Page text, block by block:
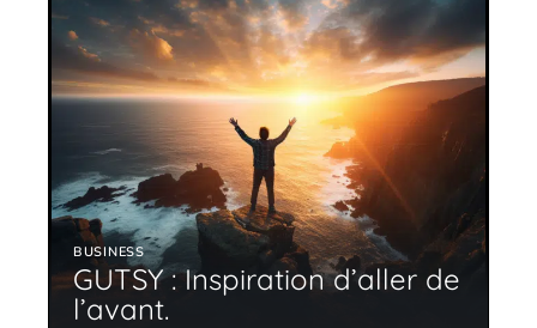
BUSINESS
GUTSY : Inspiration d’aller de
l’avant.